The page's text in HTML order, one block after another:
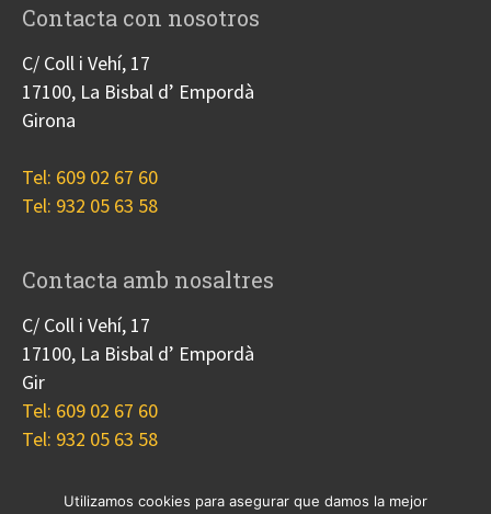
Contacta con nosotros
C/ Coll i Vehí, 17
17100, La Bisbal d’ Empordà
Girona
Tel: 609 02 67 60
Tel: 932 05 63 58
Contacta amb nosaltres
C/ Coll i Vehí, 17
17100, La Bisbal d’ Empordà
Gir
Tel: 609 02 67 60
Tel: 932 05 63 58
Utilizamos cookies para asegurar que damos la mejor